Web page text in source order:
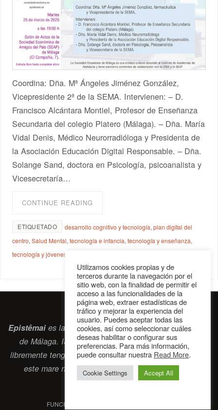
Coordina: Dña. Mª Ángeles Jiménez González,
Vicepresidente 2ª de la SEMA. Intervienen: – D.
Francisco Alcántara Montiel, Profesor de Enseñanza
Secundaria del colegio Platero (Málaga). – Dña. María
Vidal Denis, Médico Neurorradióloga y Presidenta de
la Asociación Educación Digital Responsable. – Dña.
Solange Sand, doctora en Psicología, psicoanalista y
Vicesecretaría…
CONTINUE READING
ETIQUETADO desarrollo cognitivo y tecnología,plan digital del
centro,Salud Mental,tecnología e infancia,tecnología y enseñanza,
tecnología y jóvenes
Epistêmaies la revista digital de la Sociedad Erasmiana
de Málaga. ISSN 2697-2468. Bienvenidos cuantos
libremente tengan algo que intercambiar navegando por
este mare nostrumque es el océano erasmiano.
contacto@epistemai.es
FUNCIONA CON
Utilizamos cookies propias y de
terceros durante la navegación por el
sitio web, con la finalidad de permitir el
acceso a las funcionalidades de la
página web, extraer estadísticas de
tráfico y mejorar la experiencia del
usuario. Puedes aceptar todas las
cookies, así como seleccionar cuáles
deseas habilitar o configurar sus
preferencias. Para más información,
puede consultar nuestra Read More.
Cookie Settings Accept All